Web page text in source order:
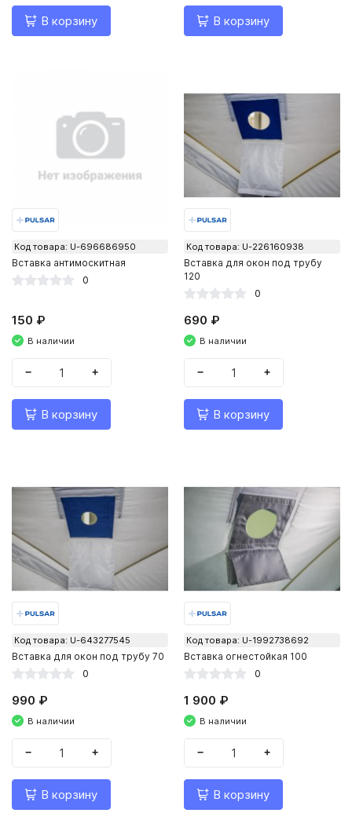
В корзину В корзину
Код товара: U-696686950
Вставка антимоскитная
0
150 ₽
В наличии
− +
В корзину
Код товара: U-226160938
Вставка для окон под трубу
120
0
690 ₽
В наличии
− +
В корзину
Код товара: U-643277545
Вставка для окон под трубу 70
0
990 ₽
В наличии
− +
В корзину
Код товара: U-1992738692
Вставка огнестойкая 100
0
1 900 ₽
В наличии
− +
В корзину